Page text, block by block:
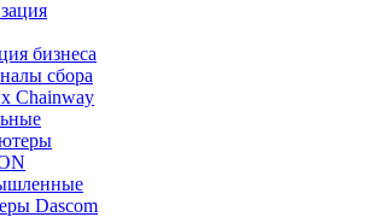
бизнеса
сбора
Chainway
Dascom